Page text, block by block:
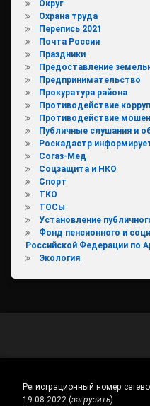
Округ
Охрана труда
Перепись 2021
Почта России
Праздники
Предоставление
Предпринимательство
Прокуратура района
Противодействие
Противодействие
Публичные слушания и
Роскадастр
Согаз-Мед
Соцзащита и НКО
Спорт
ТКО
ТОСы
Установление
Фонд пенсионного и
Российской Федерации по
Экология
Регистрационный номер
19.08.2022.(загрузить)